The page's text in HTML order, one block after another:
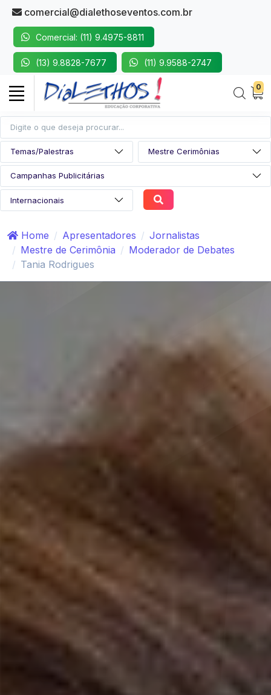
comercial@dialethoseventos.com.br
Comercial: (11) 9.4975-8811
(13) 9.8828-7677 (11) 9.9588-2747
0
Home Apresentadores
Jornalistas
Mestre de Cerimônia
Moderador de Debates
Tania Rodrigues